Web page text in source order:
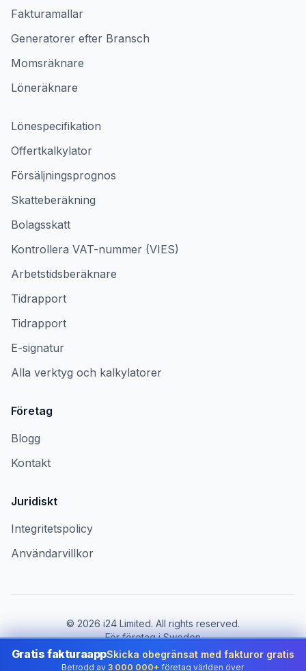
Fakturamallar
Generatorer efter Bransch
Momsräknare
Löneräknare
Lönespecifikation
Offertkalkylator
Försäljningsprognos
Skatteberäkning
Bolagsskatt
Kontrollera VAT-nummer (VIES)
Arbetstidsberäknare
Tidrapport
Tidrapport
E-signatur
Alla verktyg och kalkylatorer
Företag
Blogg
Kontakt
Juridiskt
Integritetspolicy
Användarvillkor
© 2026 i24 Limited. All rights reserved.
För företag i Sweden
Byt land:
Sweden
Gratis fakturaappSkicka obegränsat med fakturor gratis
Betrodd av 3 000 000+ företag världen över